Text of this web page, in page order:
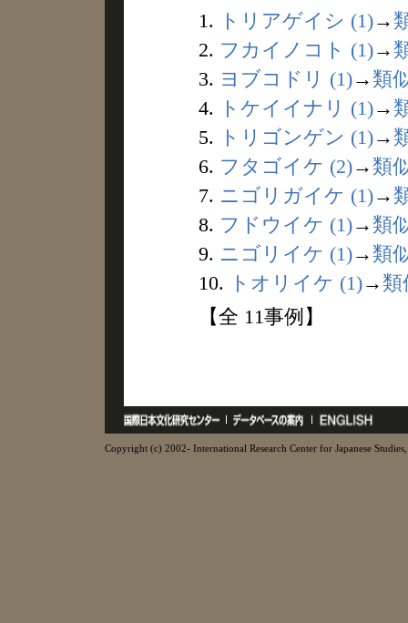
1. トリアゲイシ (1)→
2. フカイノコト (1)→
3. ヨブコドリ (1)→ 類
4.
トケイイナリ (1)→
5.
トリゴンゲン (1)→
6. フタゴイケ (2)→ 類
7. ニゴリガイケ (1)→
8. フドウイケ (1)→ 類
9. ニゴリイケ (1)→ 類
10.
トオリイケ (1)→ 類
【全 11事例】
Copyright (c) 2002- International Research Center for Japanese